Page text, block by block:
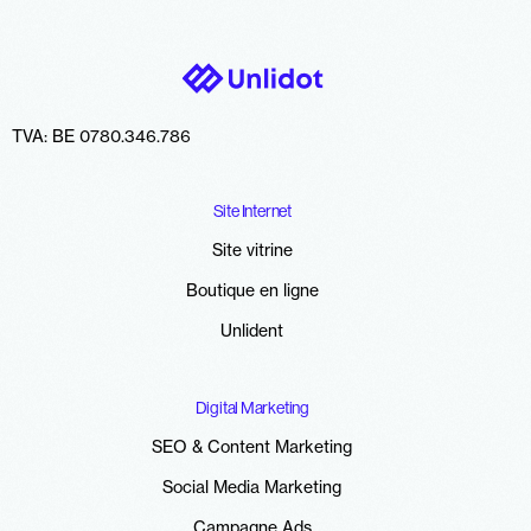
TVA: BE 0780.346.786
Site Internet
Site vitrine
Boutique en ligne
Unlident
Digital Marketing
SEO & Content Marketing
Social Media Marketing
Campagne Ads